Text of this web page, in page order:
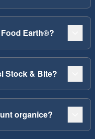
Earth®?
Stock & Bite?
organice?